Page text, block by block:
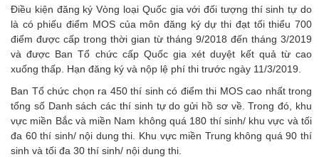
Điều kiện đăng ký Vòng loại Quốc gia với đối tượng thí sinh tự do
là có phiếu điểm MOS của môn đăng ký dự thi đạt tối thiểu 700
điểm được cấp trong thời gian từ tháng 9/2018 đến tháng 3/2019
và được Ban Tổ chức cấp Quốc gia xét duyệt kết quả từ cao
xuống thấp. Hạn đăng ký và nộp lệ phí thi trước ngày 11/3/2019.
Ban Tổ chức chọn ra 450 thí sinh có điểm thi MOS cao nhất trong
tổng số Danh sách các thí sinh tự do gửi hồ sơ về. Trong đó, khu
vực miền Bắc và miền Nam không quá 180 thí sinh/ khu vực và tối
đa 60 thí sinh/ nội dung thi. Khu vực miền Trung không quá 90 thí
sinh và tối đa 30 thí sinh/ nội dung thi.